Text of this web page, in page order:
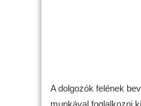
A dolgozók felének